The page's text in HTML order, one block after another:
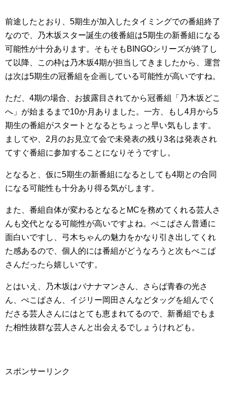
前途したとおり、5期生が加入したタイミングでの番組終了
なので、乃木坂スター誕生の後番組は5期生の新番組になる
可能性が十分あります。そもそもBINGOシリーズが終了し
て以降、この枠は乃木坂4期が担当してきましたから、運営
は次は5期生の冠番組を企画している可能性が高いですね。
ただ、4期の場合、お披露目されてから冠番組「乃木坂どこ
へ」が始まるまで10か月ありました。一方、もし4月から5
期生の番組がスタートとなるとちょっと早い気もします。
ましてや、2月のお見立て会で未発表の残り3名は発表され
てすぐ番組に参加することになりそうですし。
となると、仮に5期生の新番組になるとしても4期との合同
になる可能性も十分あり得る気がします。
また、番組自体が変わるとなるとMCを務めてくれる芸人さ
んも交代となる可能性が高いですよね。ぺこぱさん普通に
面白いですし、弓木ちゃんの魅力をかなり引き出してくれ
た感あるので、個人的には番組がどうなろうと次もぺこぱ
さんだったら嬉しいです。
とはいえ、乃木坂はバナナマンさん、さらば青春の光さ
ん、ぺこぱさん、イジリー岡田さんなどタッグを組んでく
ださる芸人さんにはとても恵まれてるので、新番組でもま
た相性抜群な芸人さんと出会えるでしょうけれども。
スポンサーリンク